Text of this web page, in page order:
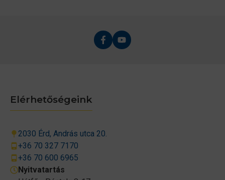
Elérhetőségeink
2030 Érd, András utca 20.
+36 70 327 7170
+36 70 600 6965
Nyitvatartás